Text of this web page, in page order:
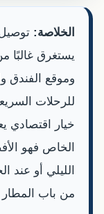
الخلاصة:
وموقع الفندق
خيار اقتصادي
الخاص فهو
الليلي أو عند
من باب المطار